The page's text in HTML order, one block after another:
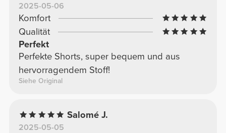
2025-05-06
Komfort
Qualität
Perfekt
Perfekte Shorts, super bequem und aus
hervorragendem Stoff!
Siehe Original
Salomé J.
2025-05-05